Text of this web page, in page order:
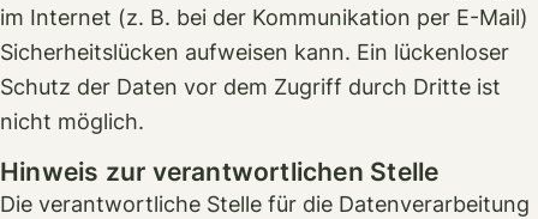
im Internet (z. B. bei der Kommunikation per E-Mail)
Sicherheitslücken aufweisen kann. Ein lückenloser
Schutz der Daten vor dem Zugriff durch Dritte ist
nicht möglich.
Hinweis zur verantwortlichen Stelle
Die verantwortliche Stelle für die Datenverarbeitung